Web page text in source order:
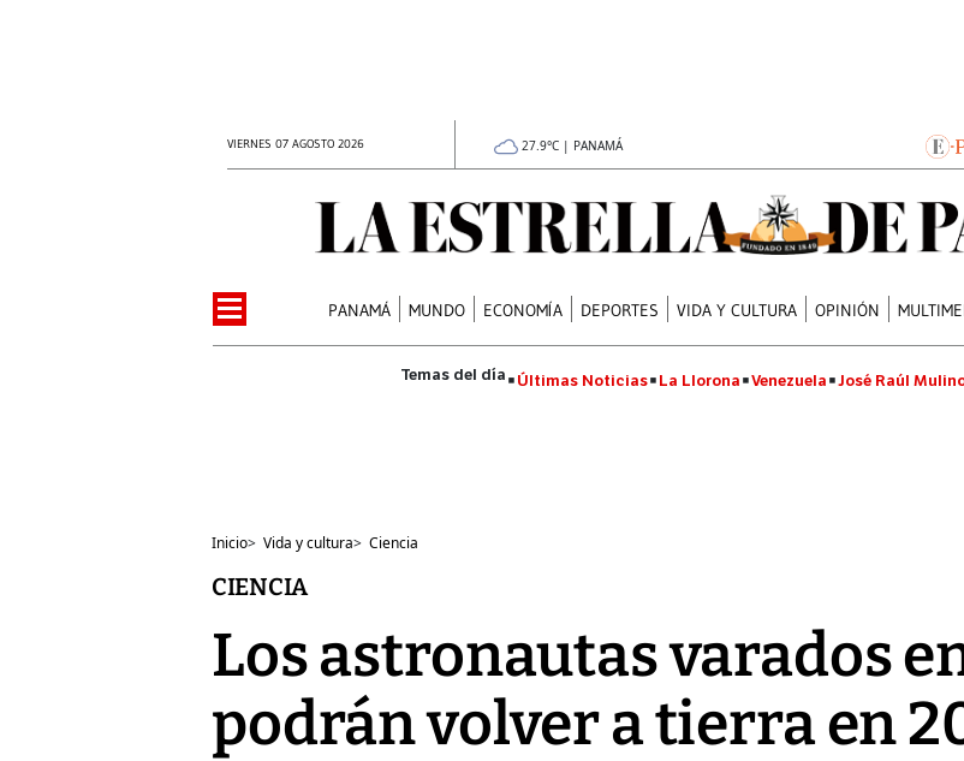
VIERNES 07 AGOSTO 2026 27.9°C | PANAMÁ
PANAMÁ MUNDO ECONOMÍA DEPORTES VIDA Y CULTURA OPINIÓN
Últimas Noticias La Llorona Venezuela José Raúl
Inicio> Vida y cultura> Ciencia
CIENCIA
Los astronautas varados
podrán volver a tierra en